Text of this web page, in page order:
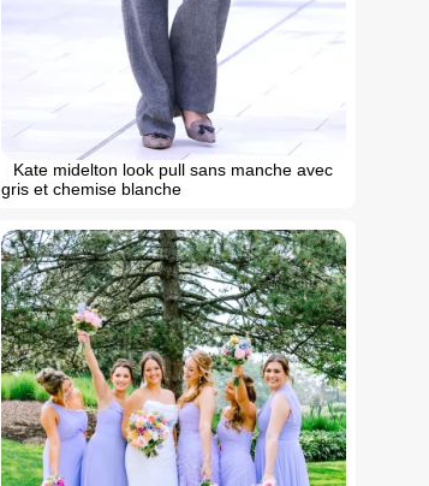
Kate midelton look pull sans manche avec
gris et chemise blanche